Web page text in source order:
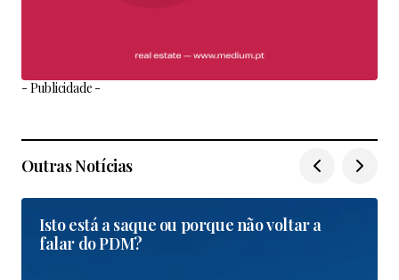
- Publicidade -
Outras Notícias
Isto está a saque ou porque não voltar a
falar do PDM?